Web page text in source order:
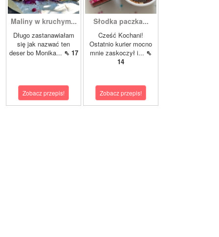
Maliny w kruchym...
Długo zastanawiałam
się jak nazwać ten
deser bo Monika... ⇖ 17
Zobacz przepis!
Słodka paczka...
Cześć Kochani!
Ostatnio kurier mocno
mnie zaskoczył i... ⇖
14
Zobacz przepis!